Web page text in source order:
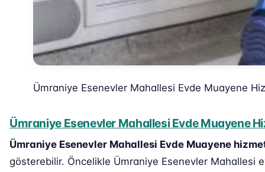
Ümraniye Esenevler Mahallesi Evde Muayene
Ümraniye Esenevler Mahallesi Evde Muayene
Ümraniye Esenevler Mahallesi Evde Muayene
gösterebilir. Öncelikle Ümraniye Esenevler Mahallesi